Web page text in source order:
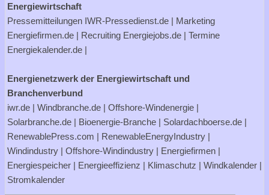
Energiewirtschaft
Pressemitteilungen IWR-Pressedienst.de | Marketing
Energiefirmen.de | Recruiting Energiejobs.de | Termine
Energiekalender.de |
Energienetzwerk der Energiewirtschaft und
Branchenverbund
iwr.de | Windbranche.de | Offshore-Windenergie |
Solarbranche.de | Bioenergie-Branche | Solardachboerse.de |
RenewablePress.com | RenewableEnergyIndustry |
Windindustry | Offshore-Windindustry | Energiefirmen |
Energiespeicher | Energieeffizienz | Klimaschutz | Windkalender |
Stromkalender